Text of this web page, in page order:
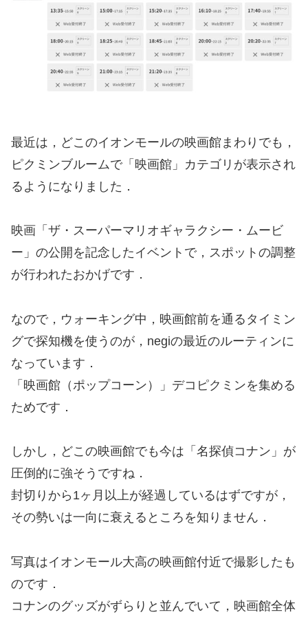
最近は，どこのイオンモールの映画館まわりでも，
ピクミンブルームで「映画館」カテゴリが表示され
るようになりました．
映画「ザ・スーパーマリオギャラクシー・ムービ
ー」の公開を記念したイベントで，スポットの調整
が行われたおかげです．
なので，ウォーキング中，映画館前を通るタイミン
グで探知機を使うのが，negiの最近のルーティンに
なっています．
「映画館（ポップコーン）」デコピクミンを集める
ためです．
しかし，どこの映画館でも今は「名探偵コナン」が
圧倒的に強そうですね．
封切りから1ヶ月以上が経過しているはずですが，
その勢いは一向に衰えるところを知りません．
写真はイオンモール大高の映画館付近で撮影したも
のです．
コナンのグッズがずらりと並んでいて，映画館全体